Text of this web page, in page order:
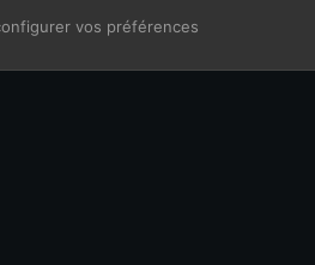
(FR) vos préférences